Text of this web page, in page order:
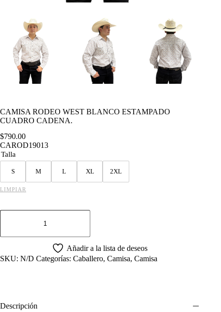
CAMISA RODEO WEST BLANCO ESTAMPADO
CUADRO CADENA.
$790.00
CAROD19013
Talla
S M L XL 2XL
LIMPIAR
CAMISA
BLANCO
CUADRO
CADENA.
Añadir a la lista de deseos
SKU: N/D Categorías: Caballero, Camisa, Camisa
Descripción